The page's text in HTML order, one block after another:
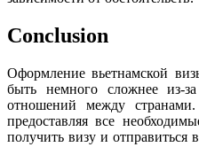
Conclusion
Оформление вьетнамской
быть немного сложнее из-за
отношений между
предоставляя все
получить визу и отправиться